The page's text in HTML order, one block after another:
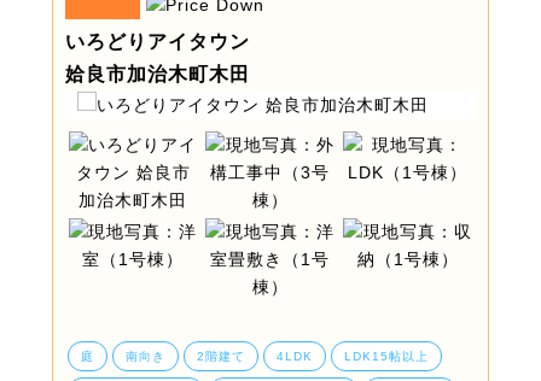
いろどりアイタウン
姶良市加治木町木田
庭 南向き 2階建て 4LDK LDK15帖以上